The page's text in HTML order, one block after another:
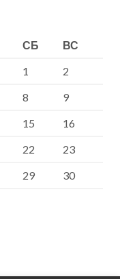
СБ
ВС
1
2
8
9
15
16
22
23
29
30